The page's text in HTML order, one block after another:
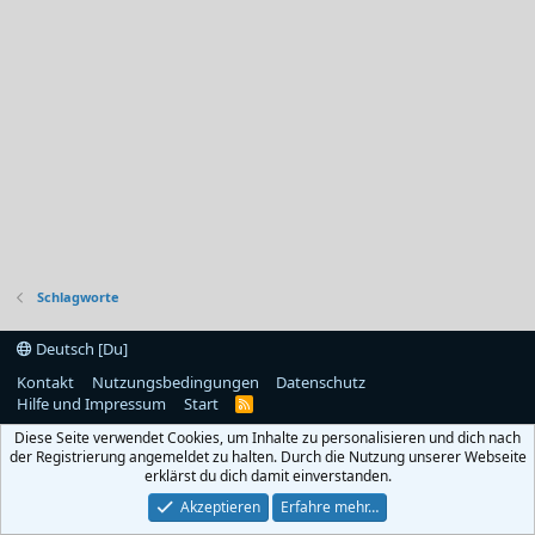
Schlagworte
Deutsch [Du]
Kontakt
Nutzungsbedingungen
Datenschutz
Hilfe und Impressum
Start
R
S
Diese Seite verwendet Cookies, um Inhalte zu personalisieren und dich nach
der Registrierung angemeldet zu halten. Durch die Nutzung unserer Webseite
erklärst du dich damit einverstanden.
Akzeptieren
Erfahre mehr…